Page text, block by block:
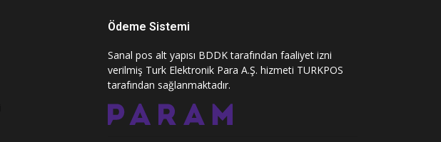
Ödeme Sistemi
Sanal pos alt yapısı BDDK tarafından faaliyet izni
verilmiş Turk Elektronik Para A.Ş. hizmeti TURKPOS
tarafından sağlanmaktadır.